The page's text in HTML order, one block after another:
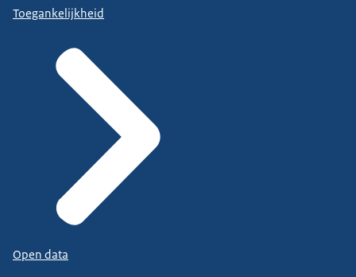
Toegankelijkheid
Open data